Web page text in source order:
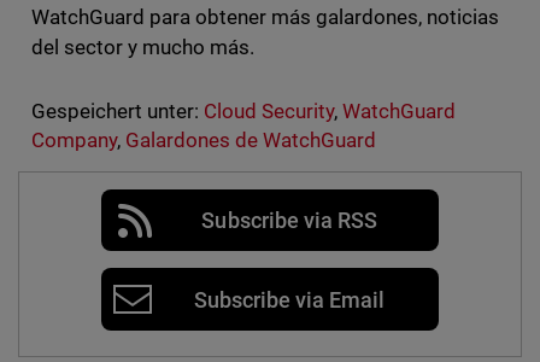
WatchGuard para obtener más galardones, noticias
del sector y mucho más.
Gespeichert unter: Cloud Security,WatchGuard
Company, Galardones de WatchGuard
Subscribe via RSS
Subscribe via Email